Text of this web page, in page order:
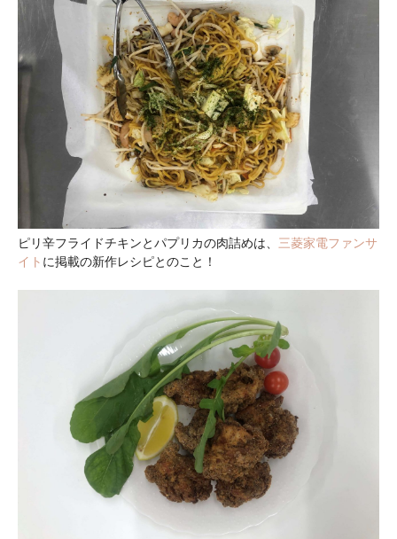
ピリ辛フライドチキンとパプリカの肉詰めは、 三菱家電ファンサ
イト に掲載の新作レシピとのこと！